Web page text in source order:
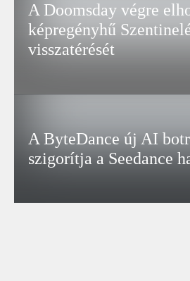
A Doomsday végre
képregényhű
visszatérését
A ByteDance új AI
szigorítja a Seedance